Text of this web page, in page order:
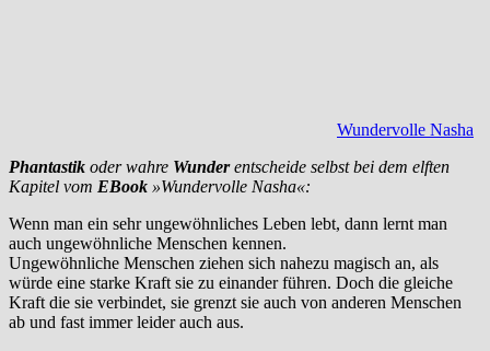
Wundervolle Nasha
Phantastik oder wahre Wunderentscheide selbst bei dem elften
Kapitel vom EBook »Wundervolle Nasha«:
Wenn man ein sehr ungewöhnliches Leben lebt, dann lernt man
auch ungewöhnliche Menschen kennen.
Ungewöhnliche Menschen ziehen sich nahezu magisch an, als
würde eine starke Kraft sie zu einander führen. Doch die gleiche
Kraft die sie verbindet, sie grenzt sie auch von anderen Menschen
ab und fast immer leider auch aus.